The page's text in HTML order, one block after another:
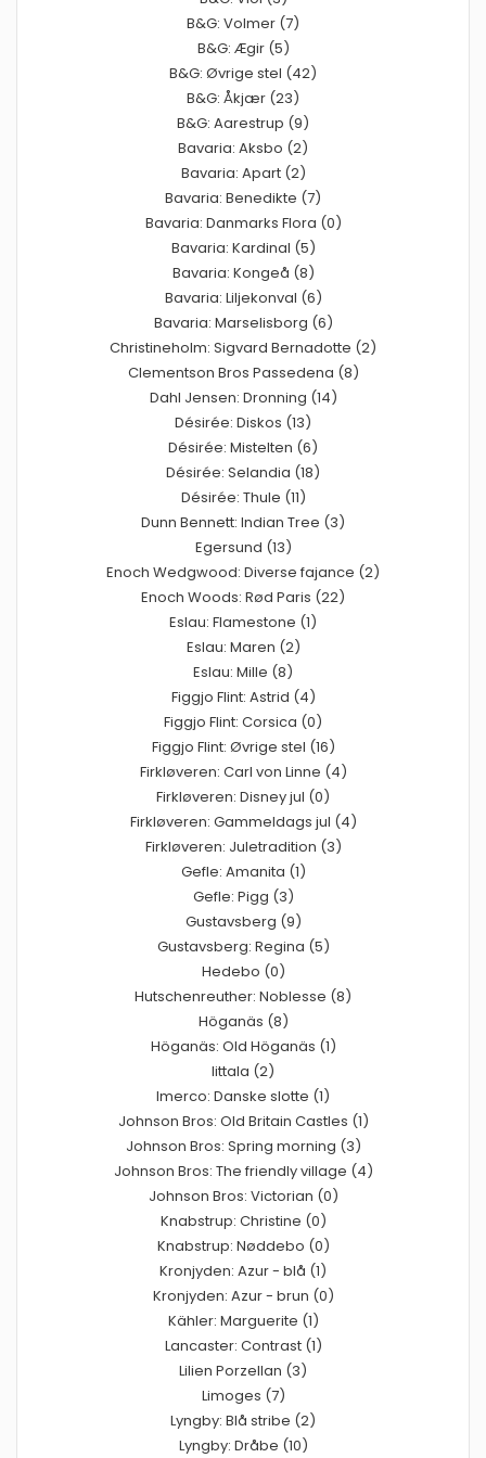
B&G: Volmer (7)
B&G: Ægir (5)
B&G: Øvrige stel (42)
B&G: Åkjær (23)
B&G: Aarestrup (9)
Bavaria: Aksbo (2)
Bavaria: Apart (2)
Bavaria: Benedikte (7)
Bavaria: Danmarks Flora (0)
Bavaria: Kardinal (5)
Bavaria: Kongeå (8)
Bavaria: Liljekonval (6)
Bavaria: Marselisborg (6)
Christineholm: Sigvard Bernadotte (2)
Clementson Bros Passedena (8)
Dahl Jensen: Dronning (14)
Désirée: Diskos (13)
Désirée: Mistelten (6)
Désirée: Selandia (18)
Désirée: Thule (11)
Dunn Bennett: Indian Tree (3)
Egersund (13)
Enoch Wedgwood: Diverse fajance (2)
Enoch Woods: Rød Paris (22)
Eslau: Flamestone (1)
Eslau: Maren (2)
Eslau: Mille (8)
Figgjo Flint: Astrid (4)
Figgjo Flint: Corsica (0)
Figgjo Flint: Øvrige stel (16)
Firkløveren: Carl von Linne (4)
Firkløveren: Disney jul (0)
Firkløveren: Gammeldags jul (4)
Firkløveren: Juletradition (3)
Gefle: Amanita (1)
Gefle: Pigg (3)
Gustavsberg (9)
Gustavsberg: Regina (5)
Hedebo (0)
Hutschenreuther: Noblesse (8)
Höganäs (8)
Höganäs: Old Höganäs (1)
Iittala (2)
Imerco: Danske slotte (1)
Johnson Bros: Old Britain Castles (1)
Johnson Bros: Spring morning (3)
Johnson Bros: The friendly village (4)
Johnson Bros: Victorian (0)
Knabstrup: Christine (0)
Knabstrup: Nøddebo (0)
Kronjyden: Azur - blå (1)
Kronjyden: Azur - brun (0)
Kähler: Marguerite (1)
Lancaster: Contrast (1)
Lilien Porzellan (3)
Limoges (7)
Lyngby: Blå stribe (2)
Lyngby: Dråbe (10)